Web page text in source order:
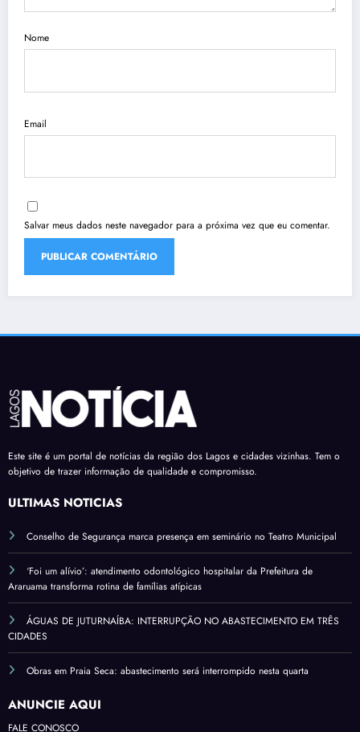
Nome
Email
Salvar meus dados neste navegador para a próxima vez que eu comentar.
Este site é um portal de notícias da região dos Lagos e cidades vizinhas. Tem o
objetivo de trazer informação de qualidade e compromisso.
ÚLTIMAS NOTÍCIAS
Conselho de Segurança marca presença em seminário no Teatro Municipal
‘Foi um alívio’: atendimento odontológico hospitalar da Prefeitura de
Araruama transforma rotina de famílias atípicas
ÁGUAS DE JUTURNAÍBA: INTERRUPÇÃO NO ABASTECIMENTO EM TRÊS
CIDADES
Obras em Praia Seca: abastecimento será interrompido nesta quarta
ANUNCIE AQUI
FALE CONOSCO